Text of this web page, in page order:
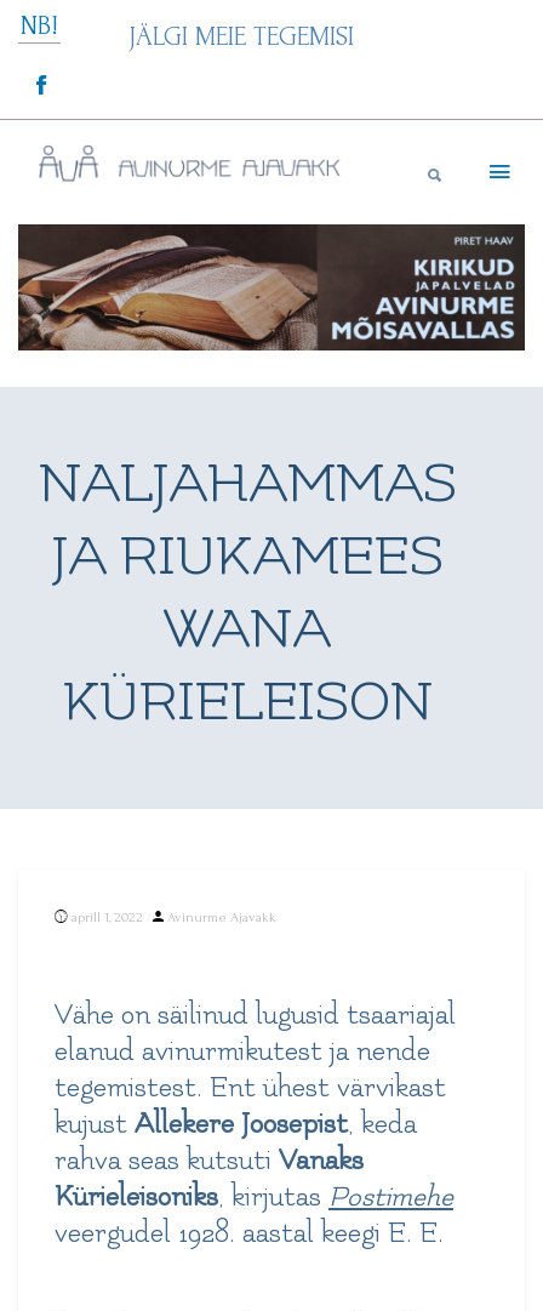
Skip
NB! JÄLGI MEIE TEGEMISI
Avinurme Ajavakk
NALJAHAMMAS
JA RIUKAMEES
WANA
KÜRIELEISON
aprill 1, 2022
Posted
Avinurme Ajavakk
Vähe on säilinud lugusid tsaariajal
elanud avinurmikutest ja nende
tegemistest. Ent ühest värvikast
kujust Allekere Joosepist, keda
rahva seas kutsuti Vanaks
Kürieleisoniks, kirjutas Postimehe
veergudel 1928. aastal keegi E. E.